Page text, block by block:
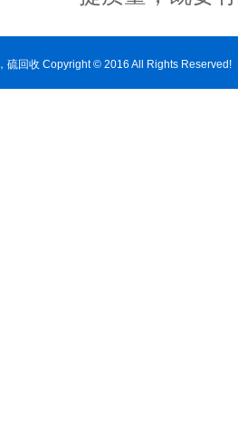
，硫回收 Copyright © 2016 All Rights